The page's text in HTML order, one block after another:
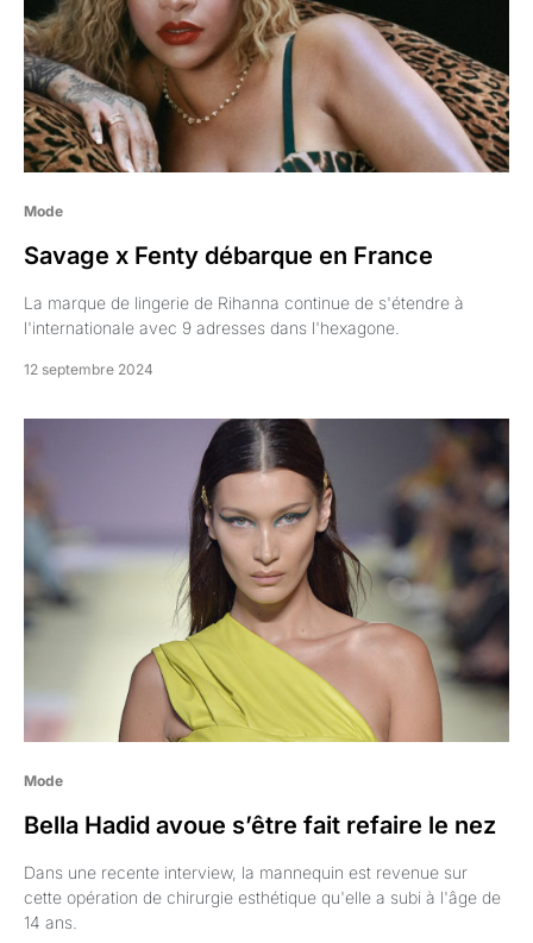
Mode
Savage x Fenty débarque en France
La marque de lingerie de Rihanna continue de s'étendre à
l'internationale avec 9 adresses dans l'hexagone.
12 septembre 2024
Mode
Bella Hadid avoue s’être fait refaire le nez
Dans une recente interview, la mannequin est revenue sur
cette opération de chirurgie esthétique qu'elle a subi à l'âge de
14 ans.